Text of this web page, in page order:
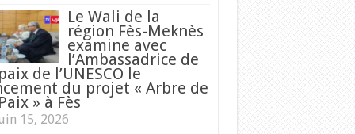
Le Wali de la
région Fès-Meknès
examine avec
l’Ambassadrice de
de l’UNESCO le
du projet « Arbre de
» à Fès
15, 2026